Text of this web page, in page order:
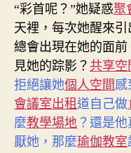
“彩首呢？”她疑惑聚
天裡，每次她醒來引
總會出現在她的面
見她的踪影？ 共享空
拒絕讓她個人空間 感
會議室出租道自己做
麼教學場地 ？還是他
厭她，那麼瑜伽教室